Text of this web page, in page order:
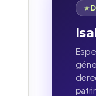
⭐